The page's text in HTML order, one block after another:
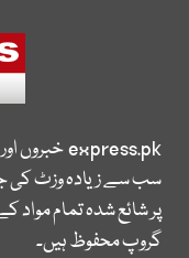
express.pkخبروں
سب سے زیادہ وزٹ کی
پر شائع شدہ تمام
گروپ محفوظ ہیں۔